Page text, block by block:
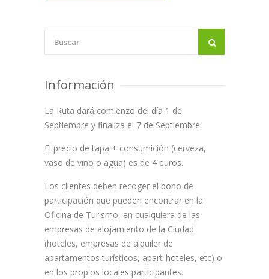
Información
La Ruta dará comienzo del día 1 de
Septiembre y finaliza el 7 de Septiembre.
El precio de tapa + consumición (cerveza,
vaso de vino o agua) es de 4 euros.
Los clientes deben recoger el bono de
participación que pueden encontrar en la
Oficina de Turismo, en cualquiera de las
empresas de alojamiento de la Ciudad
(hoteles, empresas de alquiler de
apartamentos turísticos, apart-hoteles, etc) o
en los propios locales participantes.